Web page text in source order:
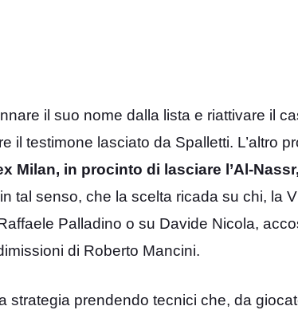
il suo nome dalla lista e riattivare il
il testimone lasciato da Spalletti. L’altro
Milan, in procinto di lasciare l’Al-Nassr,
tal senso, che la scelta ricada su chi, la
Palladino o su Davide Nicola,
di Roberto Mancini.
strategia prendendo tecnici che, da